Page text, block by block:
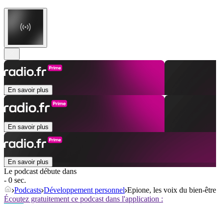
En savoir plus
En savoir plus
En savoir plus
Le podcast débute dans
- 0 sec.
Podcasts Développement personnel Epione, les voix du bien-être
Écoutez gratuitement ce podcast dans l'application :